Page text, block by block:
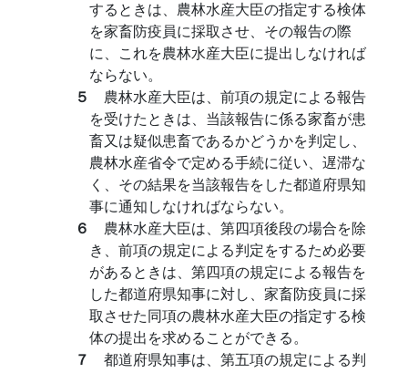
するときは、農林水産大臣の指定する検体
を家畜防疫員に採取させ、その報告の際
に、これを農林水産大臣に提出しなければ
ならない。
５ 農林水産大臣は、前項の規定による報告
を受けたときは、当該報告に係る家畜が患
畜又は疑似患畜であるかどうかを判定し、
農林水産省令で定める手続に従い、遅滞な
く、その結果を当該報告をした都道府県知
事に通知しなければならない。
６ 農林水産大臣は、第四項後段の場合を除
き、前項の規定による判定をするため必要
があるときは、第四項の規定による報告を
した都道府県知事に対し、家畜防疫員に採
取させた同項の農林水産大臣の指定する検
体の提出を求めることができる。
７ 都道府県知事は、第五項の規定による判